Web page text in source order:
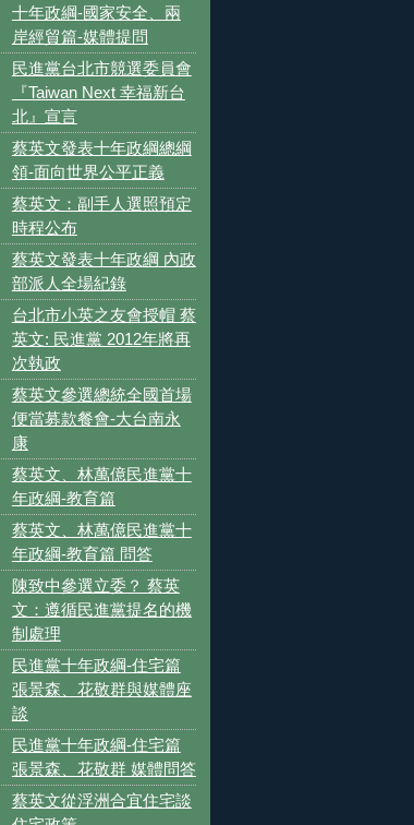
十年政綱-國家安全、兩
岸經貿篇-媒體提問
民進黨台北市競選委員會
『Taiwan Next 幸福新台
北』宣言
蔡英文發表十年政綱總綱
領-面向世界公平正義
蔡英文：副手人選照預定
時程公布
蔡英文發表十年政綱 內政
部派人全場紀錄
台北市小英之友會授帽 蔡
英文: 民進黨 2012年將再
次執政
蔡英文參選總統全國首場
便當募款餐會-大台南永
康
蔡英文、林萬億民進黨十
年政綱-教育篇
蔡英文、林萬億民進黨十
年政綱-教育篇 問答
陳致中參選立委？ 蔡英
文：遵循民進黨提名的機
制處理
民進黨十年政綱-住宅篇
張景森、花敬群與媒體座
談
民進黨十年政綱-住宅篇
張景森、花敬群 媒體問答
蔡英文從浮洲合宜住宅談